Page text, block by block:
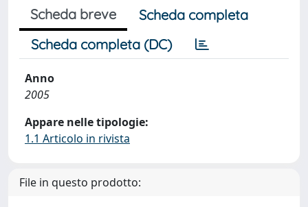
Scheda breve
Scheda completa
Scheda completa (DC)
Anno
2005
Appare nelle tipologie:
1.1 Articolo in rivista
File in questo prodotto: